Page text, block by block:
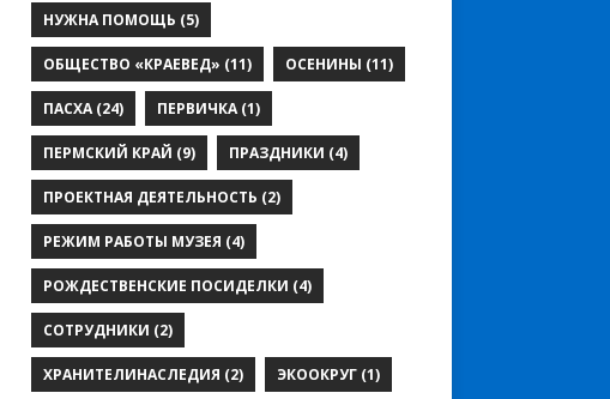
НУЖНА ПОМОЩЬ (5)
ОБЩЕСТВО «КРАЕВЕД» (11) ОСЕНИНЫ (11)
ПАСХА(24) ПЕРВИЧКА(1)
ПЕРМСКИЙ КРАЙ (9) ПРАЗДНИКИ (4)
ПРОЕКТНАЯ ДЕЯТЕЛЬНОСТЬ (2)
РЕЖИМ РАБОТЫ МУЗЕЯ (4)
РОЖДЕСТВЕНСКИЕ ПОСИДЕЛКИ (4)
СОТРУДНИКИ (2)
ХРАНИТЕЛИНАСЛЕДИЯ (2) ЭКООКРУГ(1)